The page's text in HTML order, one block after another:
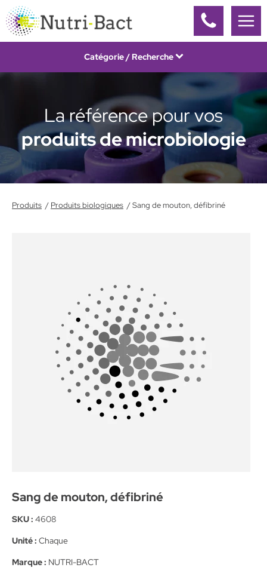
Panneau de gestion des cookies
La référence pour vos
produits de microbiologie
Catégorie / Recherche
Produits Produits biologiques Sang de mouton, défibriné
Sang de mouton, défibriné
SKU : 4608
Unité : Chaque
Marque : NUTRI-BACT